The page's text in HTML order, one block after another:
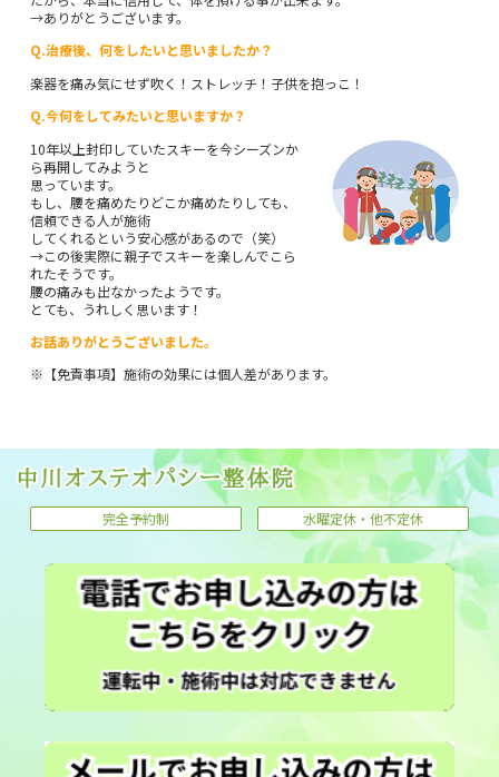
→ありがとうございます。
Q.治療後、何をしたいと思いましたか？
楽器を痛み気にせず吹く！ストレッチ！子供を抱っこ！
Q.今何をしてみたいと思いますか？
10年以上封印していたスキーを今シーズンか
ら再開してみようと
思っています。
もし、腰を痛めたりどこか痛めたりしても、
信頼できる人が施術
してくれるという安心感があるので（笑）
→この後実際に親子でスキーを楽しんでこら
れたそうです。
腰の痛みも出なかったようです。
とても、うれしく思います！
お話ありがとうございました。
※【免責事項】施術の効果には個人差があります。
完全予約制 水曜定休・他不定休